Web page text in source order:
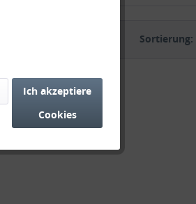
Sortierung:
Ich akzeptiere
Cookies